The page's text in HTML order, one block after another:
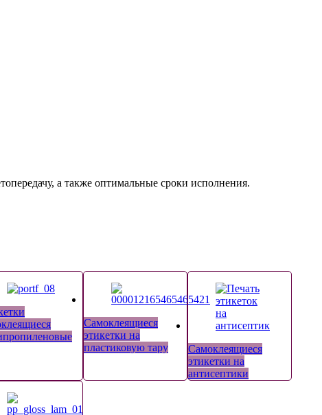
а также оптимальные сроки исполнения.
Самоклеящиеся
этикетки на
пластиковую тару
Самоклеящиеся
этикетки на
антисептики